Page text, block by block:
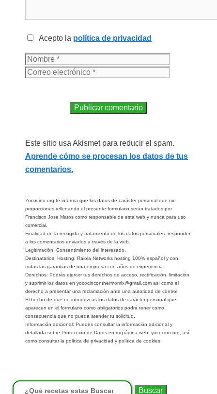
Acepto la política de privacidad
Este sitio usa Akismet para reducir el spam.
Aprende cómo se procesan los datos de tus
comentarios.
Yococino.org te informa que los datos de carácter personal que me
proporciones rellenando el presente formulario serán tratados por
Francisco José Matos como responsable de esta web y nunca para uso
comercial.
Finalidad de la recogida y tratamiento de los datos personales: responder
a los comentarios enviados a través de la web.
Legitimación: Consentimiento del interesado.
Destinatarios: Hosting: Raiola Networks hosting 100% español y con
todas las garantias de una empresa con años de experiencia.
Derechos: Podrás ejercer tus derechos de acceso, rectificación, limitación
y suprimir los datos en yococinconthermomix@gmail.com así como el
derecho a presentar una reclamación ante una autoridad de control.
El hecho de que no introduzcas los datos de carácter personal que
aparecen en el formulario como obligatorios podrá tener como
consecuencia que no pueda atender tu solicitud.
Información adicional: Puedes consultar la información adicional y
detallada sobre Protección de Datos en mi página web: yococino.org, así
como consultar la política de privacidad y política de cookies.
Buscar: